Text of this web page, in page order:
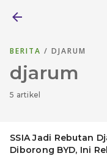
BERITA / DJARUM
djarum
5 artikel
SSIA Jadi Rebutan
Diborong BYD, Ini